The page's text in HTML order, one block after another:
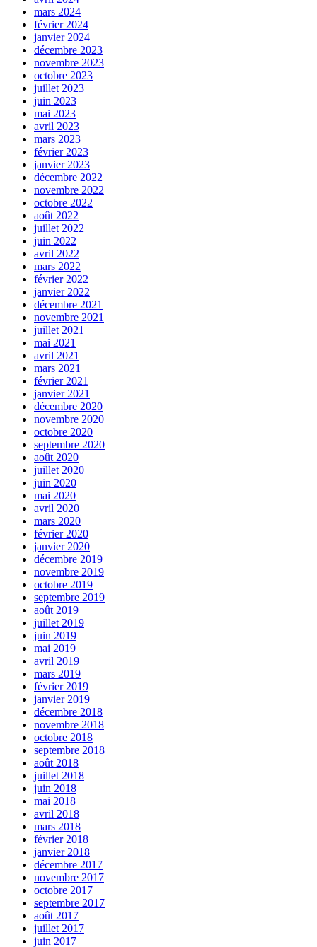
mars 2024
février 2024
janvier 2024
décembre 2023
novembre 2023
octobre 2023
juillet 2023
juin 2023
mai 2023
avril 2023
mars 2023
février 2023
janvier 2023
décembre 2022
novembre 2022
octobre 2022
août 2022
juillet 2022
juin 2022
avril 2022
mars 2022
février 2022
janvier 2022
décembre 2021
novembre 2021
juillet 2021
mai 2021
avril 2021
mars 2021
février 2021
janvier 2021
décembre 2020
novembre 2020
octobre 2020
septembre 2020
août 2020
juillet 2020
juin 2020
mai 2020
avril 2020
mars 2020
février 2020
janvier 2020
décembre 2019
novembre 2019
octobre 2019
septembre 2019
août 2019
juillet 2019
juin 2019
mai 2019
avril 2019
mars 2019
février 2019
janvier 2019
décembre 2018
novembre 2018
octobre 2018
septembre 2018
août 2018
juillet 2018
juin 2018
mai 2018
avril 2018
mars 2018
février 2018
janvier 2018
décembre 2017
novembre 2017
octobre 2017
septembre 2017
août 2017
juillet 2017
juin 2017